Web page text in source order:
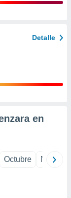
Detalle
en
Octubre